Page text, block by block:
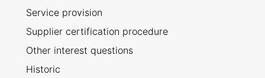
Service provision
Supplier certification procedure
Other interest questions
Historic